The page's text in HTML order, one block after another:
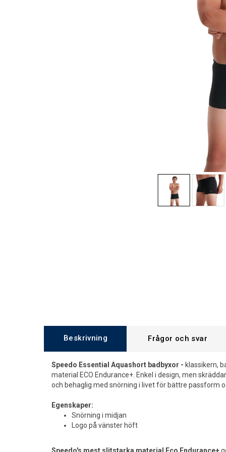
Beskrivning Frågor och svar
Speedo Essential Aquashort badbyxor - klassikern,
material ECO Endurance+. Enkel i design, men
och behaglig med snörning i livet för bättre passform
Egenskaper:
Snörning i midjan
Logo på vänster höft